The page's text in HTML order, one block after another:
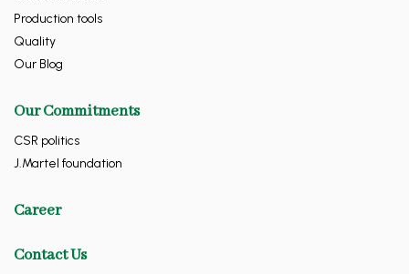
Production tools
Quality
Our Blog
Our Commitments
CSR politics
J.Martel foundation
Career
Contact Us